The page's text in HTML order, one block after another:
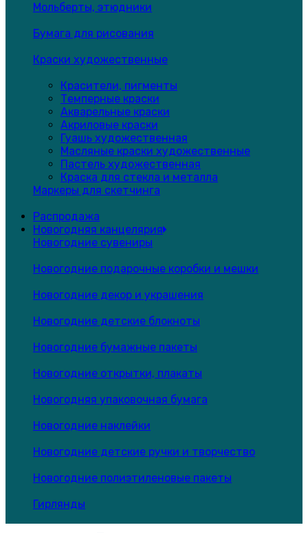
Мольберты, этюдники
Бумага для рисования
Краски художественные
Красители, пигменты
Темперные краски
Акварельные краски
Акриловые краски
Гуашь художественная
Масляные краски художественные
Пастель художественная
Краска для стекла и металла
Маркеры для скетчинга
Распродажа
Новогодняя канцелярия
Новогодние сувениры
Новогодние подарочные коробки и мешки
Новогодние декор и украшения
Новогодние детские блокноты
Новогодние бумажные пакеты
Новогодние открытки, плакаты
Новогодняя упаковочная бумага
Новогодние наклейки
Новогодние детские ручки и творчество
Новогодние полиэтиленовые пакеты
Гирлянды